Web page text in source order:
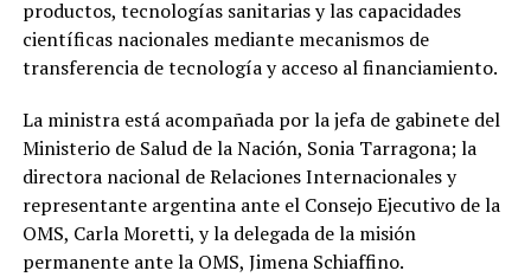
productos, tecnologías sanitarias y las capacidades
científicas nacionales mediante mecanismos de
transferencia de tecnología y acceso al financiamiento.
La ministra está acompañada por la jefa de gabinete del
Ministerio de Salud de la Nación, Sonia Tarragona; la
directora nacional de Relaciones Internacionales y
representante argentina ante el Consejo Ejecutivo de la
OMS, Carla Moretti, y la delegada de la misión
permanente ante la OMS, Jimena Schiaffino.